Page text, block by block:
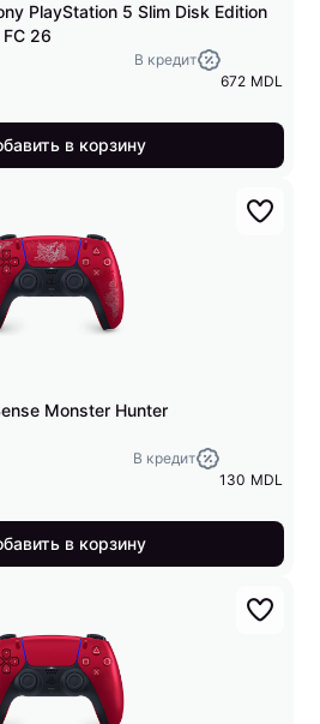
PlayStation 5 Slim Disk Edition
26
В кредит
672 MDL
в корзину
Monster Hunter
В кредит
130 MDL
в корзину